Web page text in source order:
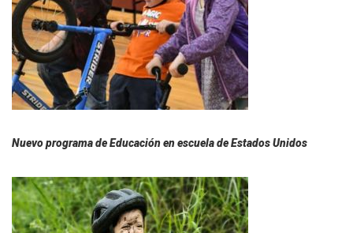
Nuevo programa de Educación en escuela de Estados Unidos